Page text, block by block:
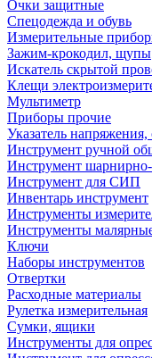
Очки защитные
Спецодежда и обувь
Измерительные
Зажим-крокодил, щупы
Искатель скрытой
Клещи
Мультиметр
Приборы прочие
Указатель
Инструмент ручной
Инструмент
Инструмент для СИП
Инвентарь инструмент
Инструменты
Инструменты
Ключи
Наборы инструментов
Отвертки
Расходные материалы
Рулетка измерительная
Сумки, ящики
Инструменты для